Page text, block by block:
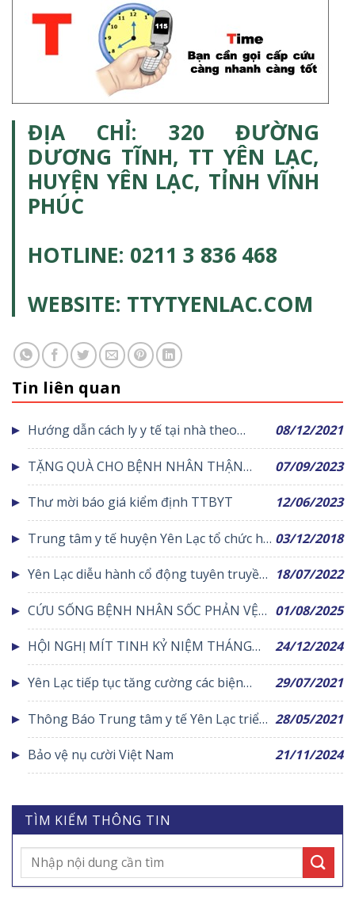
ĐỊA CHỈ: 320 ĐƯỜNG
DƯƠNG TĨNH, TT YÊN LẠC,
HUYỆN YÊN LẠC, TỈNH VĨNH
PHÚC
HOTLINE: 0211 3 836 468
WEBSITE: TTYTYENLAC.COM
Tin liên quan
Hướng dẫn cách ly y tế tại nhà theo
Quyết định 3180
08/12/2021
TẶNG QUÀ CHO BỆNH NHÂN THẬN
NHÂN TẠO TẠI TRUNG TÂM Y TẾ HUYỆN
YÊN LẠC
07/09/2023
Thư mời báo giá kiểm định TTBYT 12/06/2023
Trung tâm y tế huyện Yên Lạc tổ chức hội
thi kiểm tra tay nghề và quy tắc ứng xử
cho Bác sỹ dược sỹ điều dưỡng năm 2018
03/12/2018
Yên Lạc diễu hành cổ động tuyên truyền
phòng chống sốt xuất huyết
18/07/2022
CỨU SỐNG BỆNH NHÂN SỐC PHẢN VỆ
CẤP ĐỘ II TRONG ĐÊM
01/08/2025
HỘI NGHỊ MÍT TINH KỶ NIỆM THÁNG
HÀNH ĐỘNG QUỐC GIA VỀ DÂN SỐ VÀ
NGÀY DÂN SỐ VIỆT NAM
24/12/2024
Yên Lạc tiếp tục tăng cường các biện
pháp cấp bách phòng, chống dịch Covid-
19
29/07/2021
Thông Báo Trung tâm y tế Yên Lạc triển
khai xét nghiệm Test nhanh Covid-19
28/05/2021
Bảo vệ nụ cười Việt Nam 21/11/2024
TÌM KIẾM THÔNG TIN